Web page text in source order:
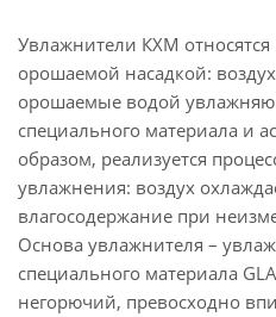
Увлажнители КХМ
орошаемой насадкой:
орошаемые водой
специального материала и
образом, реализуется
увлажнения: воздух
влагосодержание при
Основа увлажнителя –
специального материала
негорючий, превосходно